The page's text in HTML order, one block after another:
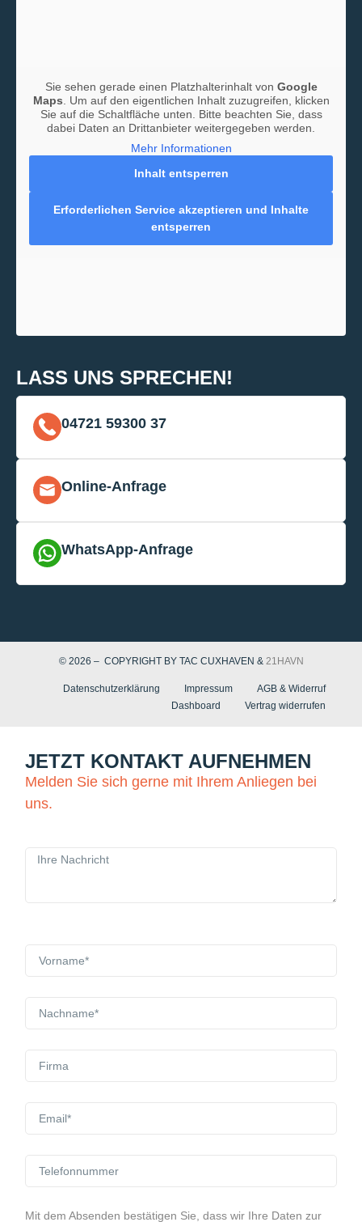
Sie sehen gerade einen Platzhalterinhalt von Google
Maps . Um auf den eigentlichen Inhalt zuzugreifen, klicken
Sie auf die Schaltfläche unten. Bitte beachten Sie, dass
dabei Daten an Drittanbieter weitergegeben werden.
Mehr Informationen
Inhalt entsperren
Erforderlichen Service akzeptieren und Inhalte
entsperren
LASS UNS SPRECHEN!
04721 59300 37
Online-Anfrage
WhatsApp-Anfrage
© 2026 – COPYRIGHT BY TAC CUXHAVEN & 21HAVN
Datenschutzerklärung Impressum
AGB & Widerruf
Dashboard
Vertrag widerrufen
JETZT KONTAKT AUFNEHMEN
Melden Sie sich gerne mit Ihrem Anliegen bei
uns.
Mit dem Absenden bestätigen Sie, dass wir Ihre Daten zur